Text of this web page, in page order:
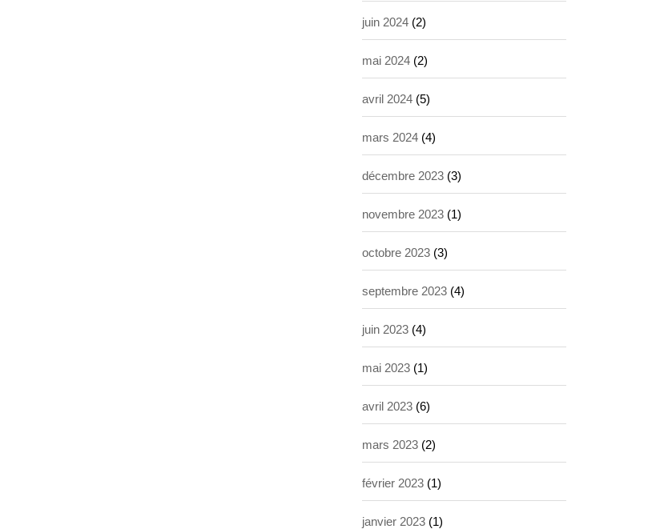
juin 2024 (2)
mai 2024 (2)
avril 2024 (5)
mars 2024 (4)
décembre 2023 (3)
novembre 2023 (1)
octobre 2023 (3)
septembre 2023 (4)
juin 2023 (4)
mai 2023 (1)
avril 2023 (6)
mars 2023 (2)
février 2023 (1)
janvier 2023 (1)